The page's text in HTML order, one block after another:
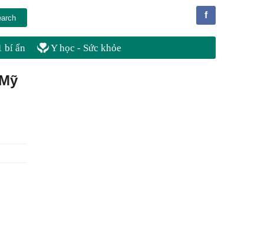
f
bí ẩn Y học - Sức khỏe